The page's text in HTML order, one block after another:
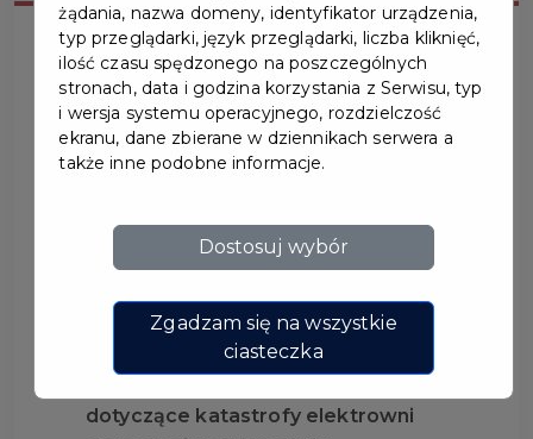
XVII MIEJSKI SEJMIK
W wydarzeniu wezmą udział przedstawiciele
przeprowadzą debatę w pięciu obszarach:
Szkoła Podstawowa nr 1
dotyczące katastrofy elektrowni
żądania, nazwa domeny, identyfikator urządzenia,
typ przeglądarki, język przeglądarki, liczba kliknięć,
ilość czasu spędzonego na poszczególnych
stronach, data i godzina korzystania z Serwisu, typ
i wersja systemu operacyjnego, rozdzielczość
ekranu, dane zbierane w dziennikach serwera a
także inne podobne informacje.
Dostosuj wybór
Zgadzam się na wszystkie
ciasteczka